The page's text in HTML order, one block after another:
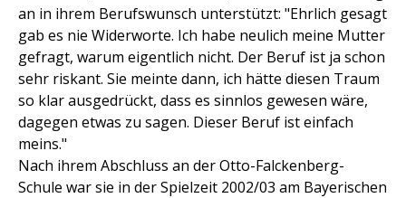
an in ihrem Berufswunsch unterstützt: "Ehrlich gesagt
gab es nie Widerworte. Ich habe neulich meine Mutter
gefragt, warum eigentlich nicht. Der Beruf ist ja schon
sehr riskant. Sie meinte dann, ich hätte diesen Traum
so klar ausgedrückt, dass es sinnlos gewesen wäre,
dagegen etwas zu sagen. Dieser Beruf ist einfach
meins."
Nach ihrem Abschluss an der Otto-Falckenberg-
Schule war sie in der Spielzeit 2002/03 am Bayerischen